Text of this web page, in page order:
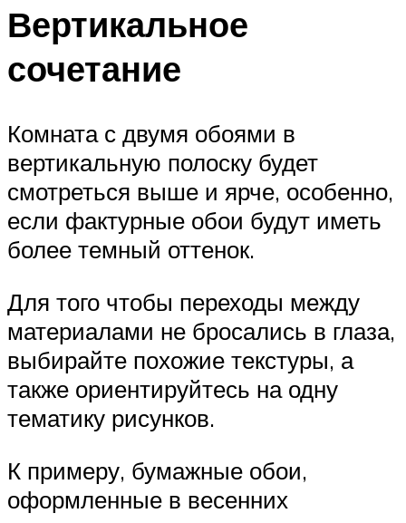
Вертикальное
сочетание
Комната с двумя обоями в
вертикальную полоску будет
смотреться выше и ярче, особенно,
если фактурные обои будут иметь
более темный оттенок.
Для того чтобы переходы между
материалами не бросались в глаза,
выбирайте похожие текстуры, а
также ориентируйтесь на одну
тематику рисунков.
К примеру, бумажные обои,
оформленные в весенних